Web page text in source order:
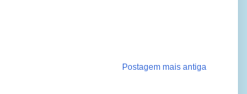
Postagem mais antiga